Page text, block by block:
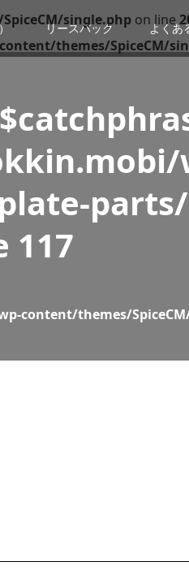
リースバック よくあ
single.php on line
themes/SpiceCM/
117
content/themes/